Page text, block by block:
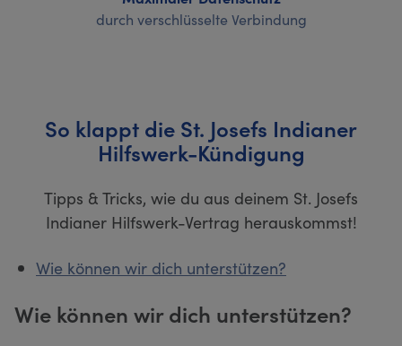
durch verschlüsselte Verbindung
So klappt die St. Josefs Indianer
Hilfswerk-Kündigung
Tipps & Tricks, wie du aus deinem St. Josefs
Indianer Hilfswerk-Vertrag herauskommst!
Wie können wir dich unterstützen?
Wie können wir dich unterstützen?